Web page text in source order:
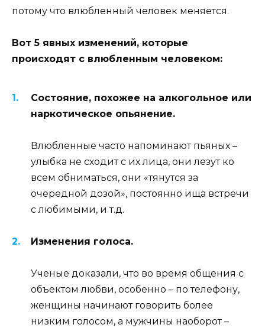
потому что влюбленный человек меняется.
Вот 5 явных изменений, которые
происходят с влюбленным человеком:
Состояние, похожее на алкогольное или
наркотическое опьянение.
Влюбленные часто напоминают пьяных –
улыбка не сходит с их лица, они лезут ко
всем обниматься, они «тянутся за
очередной дозой», постоянно ища встречи
с любимыми, и т.д.
Изменения голоса.
Ученые доказали, что во время общения с
объектом любви, особенно – по телефону,
женщины начинают говорить более
низким голосом, а мужчины наоборот –